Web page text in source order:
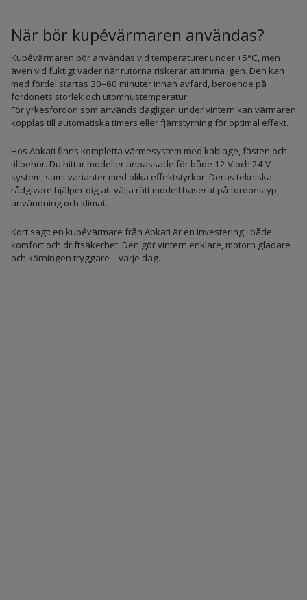
När bör kupévärmaren användas?
Kupévärmaren bör användas vid temperaturer under +5°C, men
även vid fuktigt väder när rutorna riskerar att imma igen. Den kan
med fördel startas 30–60 minuter innan avfärd, beroende på
fordonets storlek och utomhustemperatur.
För yrkesfordon som används dagligen under vintern kan värmaren
kopplas till automatiska timers eller fjärrstyrning för optimal effekt.
Hos Abkati finns kompletta värmesystem med kablage, fästen och
tillbehör. Du hittar modeller anpassade för både 12 V och 24 V-
system, samt varianter med olika effektstyrkor. Deras tekniska
rådgivare hjälper dig att välja rätt modell baserat på fordonstyp,
användning och klimat.
Kort sagt: en kupévärmare från Abkati är en investering i både
komfort och driftsäkerhet. Den gör vintern enklare, motorn gladare
och körningen tryggare – varje dag.